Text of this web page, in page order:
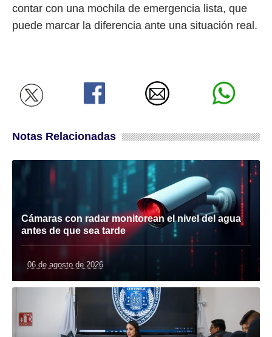
contar con una mochila de emergencia lista, que
puede marcar la diferencia ante una situación real.
Notas Relacionadas
Cámaras con radar monitorean el nivel del agua
antes de que sea tarde
06 de agosto de 2026